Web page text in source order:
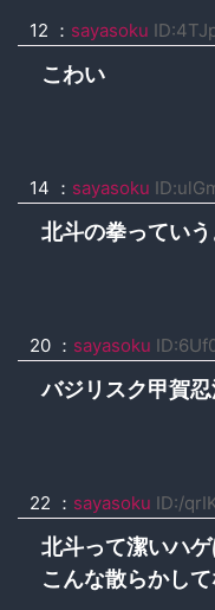
12 ： sayasoku
こわい
14 ： sayasoku
北斗の拳ってい
20 ： sayasoku
バジリスク甲賀
22 ： sayasoku ID:/
北斗って潔いハ
こんな散らかし